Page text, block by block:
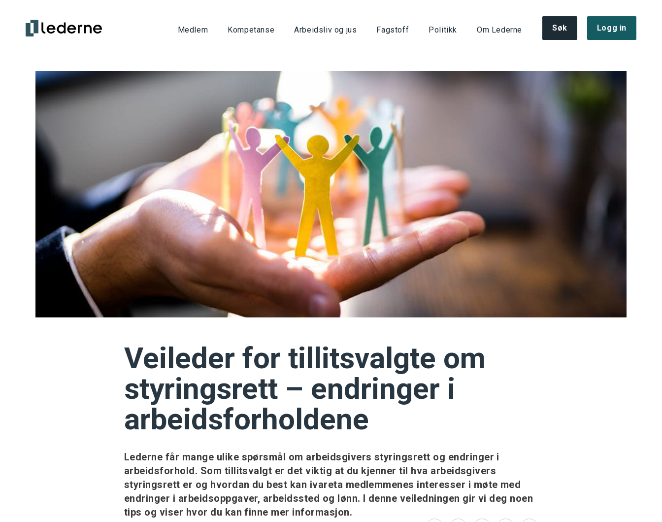
Medlem Kompetanse Arbeidsliv og jus Fagstoff Politikk Om Lederne Søk Logg in
Veileder for tillitsvalgte om
styringsrett – endringer i
arbeidsforholdene
Lederne får mange ulike spørsmål om arbeidsgivers styringsrett og endringer i
arbeidsforhold. Som tillitsvalgt er det viktig at du kjenner til hva arbeidsgivers
styringsrett er og hvordan du best kan ivareta medlemmenes interesser i møte med
endringer i arbeidsoppgaver, arbeidssted og lønn. I denne veiledningen gir vi deg noen
tips og viser hvor du kan finne mer informasjon.